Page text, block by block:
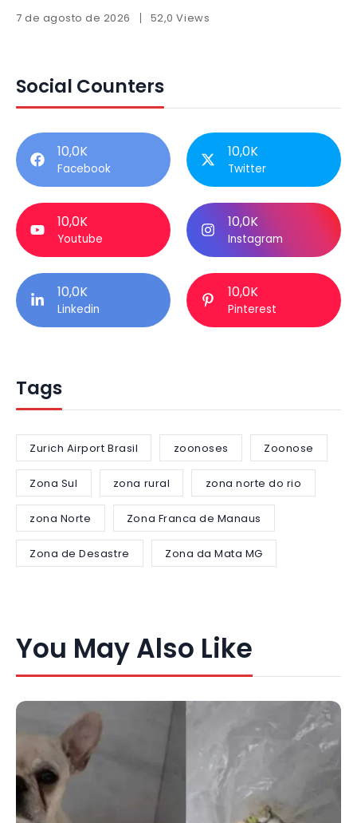
7 de agosto de 2026 52,0 Views
Social Counters
10,0K
Facebook
10,0K
Twitter
10,0K
Youtube
10,0K
Instagram
10,0K
Linkedin
10,0K
Pinterest
Tags
Zurich Airport Brasil zoonoses Zoonose
Zona Sul zona rural zona norte do rio
zona Norte Zona Franca de Manaus
Zona de Desastre Zona da Mata MG
You May Also Like